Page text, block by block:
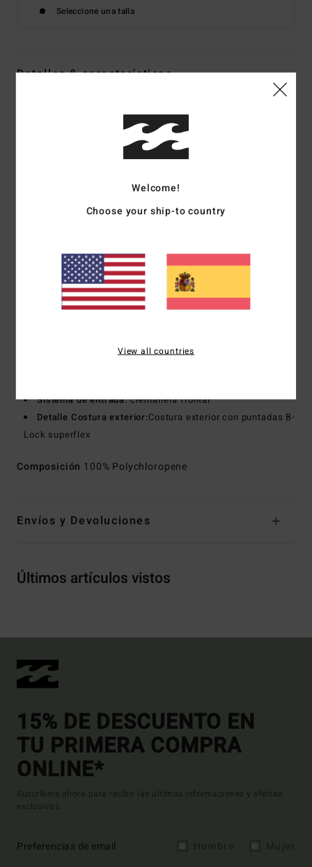
Seleccione una talla
Detalles & características
Código de color
Surf Capsule
Tejido elástico UPCYCLER Pro Stretch
Tipo de espuma:Mezcla de caucho natural sostenible,
con certificado FSC
Fabricado con 85% de caucho natural y 15% de aditivos
sintéticos compuestos de materiales supra-reciclados
Totalmente sin neopreno
Sistema de entrada:cremallera frontal
Detalle Costura exterior:Costura exterior con puntadas B-
Lock superflex
Composición 100% Polychloropene
Envíos y Devoluciones
Últimos artículos vistos
15% DE DESCUENTO EN
TU PRIMERA COMPRA
ONLINE*
Suscríbete ahora para recibir las ultimas informaciones y ofertas
exclusivas.
Preferencias de email
Welcome!
Choose your ship-to country
View all countries